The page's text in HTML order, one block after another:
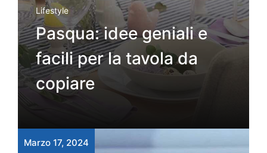
Lifestyle
Pasqua: idee geniali e
facili per la tavola da
copiare
Marzo 17, 2024